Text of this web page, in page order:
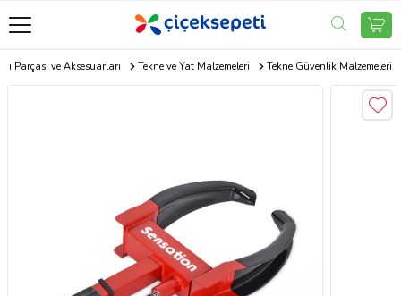
Parçası ve Aksesuarları Tekne ve Yat Malzemeleri Tekne Güvenlik Malzemeleri